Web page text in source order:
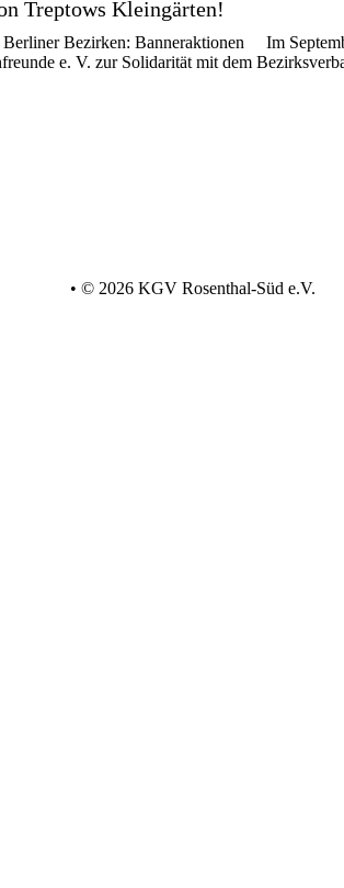
Treptows Kleingärten!
Berliner Bezirken: Banneraktionen Im
e. V. zur Solidarität mit dem
• © 2026 KGV Rosenthal-Süd e.V.